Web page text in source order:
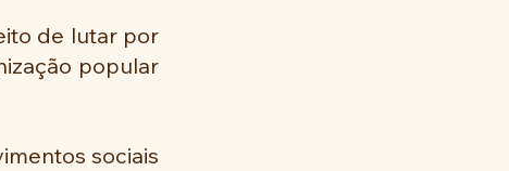
de lutar por
popular